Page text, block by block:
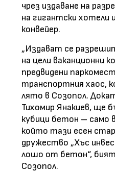
чрез издаване на
на гигантски хотели
конвейер.
„Издават се
на цели ваканционни
предвидени
транспортния хаос,
лято в Созопол.
Тихомир Янакиев, ще
кубици бетон – само
който тази есен
дружество „Хъс
лошо от бетон“,
Созопол.